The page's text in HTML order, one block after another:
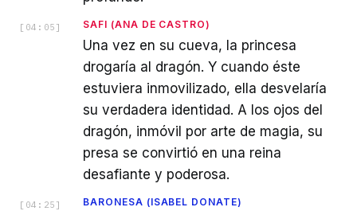
[ 04:05 ] SAFI (ANA DE CASTRO)
Una vez en su cueva, la princesa
drogaría al dragón. Y cuando éste
estuviera inmovilizado, ella desvelaría
su verdadera identidad. A los ojos del
dragón, inmóvil por arte de magia, su
presa se convirtió en una reina
desafiante y poderosa.
[ 04:25 ] BARONESA (ISABEL DONATE)